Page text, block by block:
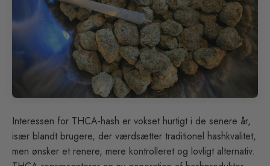
Interessen for THCA-hash er vokset hurtigt i de senere år,
især blandt brugere, der værdsætter traditionel hashkvalitet,
men ønsker et renere, mere kontrolleret og lovligt alternativ.